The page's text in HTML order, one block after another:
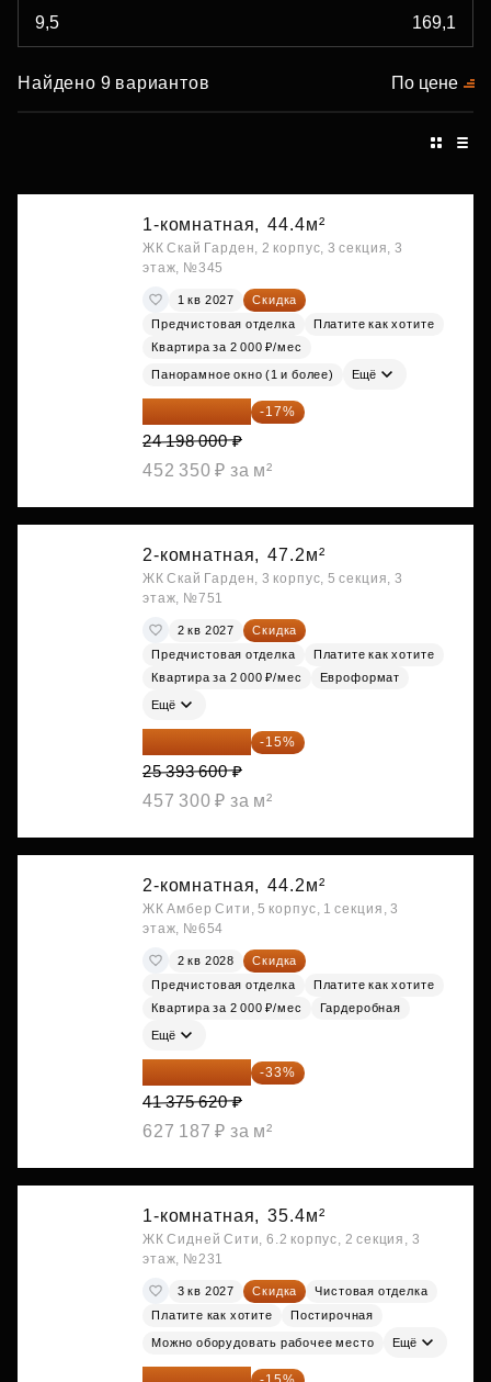
Найдено 9 вариантов По цене
1-комнатная, 44.4м²
ЖК Скай Гарден, 2 корпус, 3 секция, 3
этаж, №345
1 кв 2027
Скидка
Предчистовая отделка
Платите как хотите
Квартира за 2 000 ₽/мес
Панорамное окно (1 и более) Ещё
20 084 340 ₽ -17%
24 198 000 ₽
452 350 ₽ за м²
2-комнатная, 47.2м²
ЖК Скай Гарден, 3 корпус, 5 секция, 3
этаж, №751
2 кв 2027
Скидка
Предчистовая отделка
Платите как хотите
Квартира за 2 000 ₽/мес
Евроформат
Ещё
21 584 560 ₽ -15%
25 393 600 ₽
457 300 ₽ за м²
2-комнатная, 44.2м²
ЖК Амбер Сити, 5 корпус, 1 секция, 3
этаж, №654
2 кв 2028
Скидка
Предчистовая отделка
Платите как хотите
Квартира за 2 000 ₽/мес
Гардеробная
Ещё
27 721 665 ₽ -33%
41 375 620 ₽
627 187 ₽ за м²
1-комнатная, 35.4м²
ЖК Сидней Сити, 6.2 корпус, 2 секция, 3
этаж, №231
3 кв 2027 Скидка
Чистовая отделка
Платите как хотите
Постирочная
Можно оборудовать рабочее место Ещё